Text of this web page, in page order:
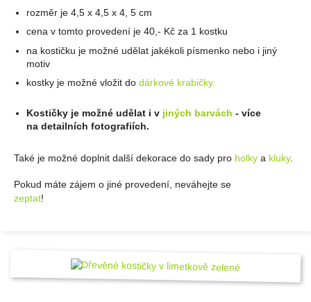
rozměr je 4,5 x 4,5 x 4, 5 cm
cena v tomto provedení je 40,- Kč za 1 kostku
na kostičku je možné udělat jakékoli písmenko nebo i jiný
motiv
kostky je možné vložit dodárkové krabičky
Kostičky je možné udělat i v jiných barvách- více
na detailních fotografiích.
Také je možné doplnit další dekorace do sady pro holky a kluky.
Pokud máte zájem o jiné provedení, neváhejte se
zeptat!